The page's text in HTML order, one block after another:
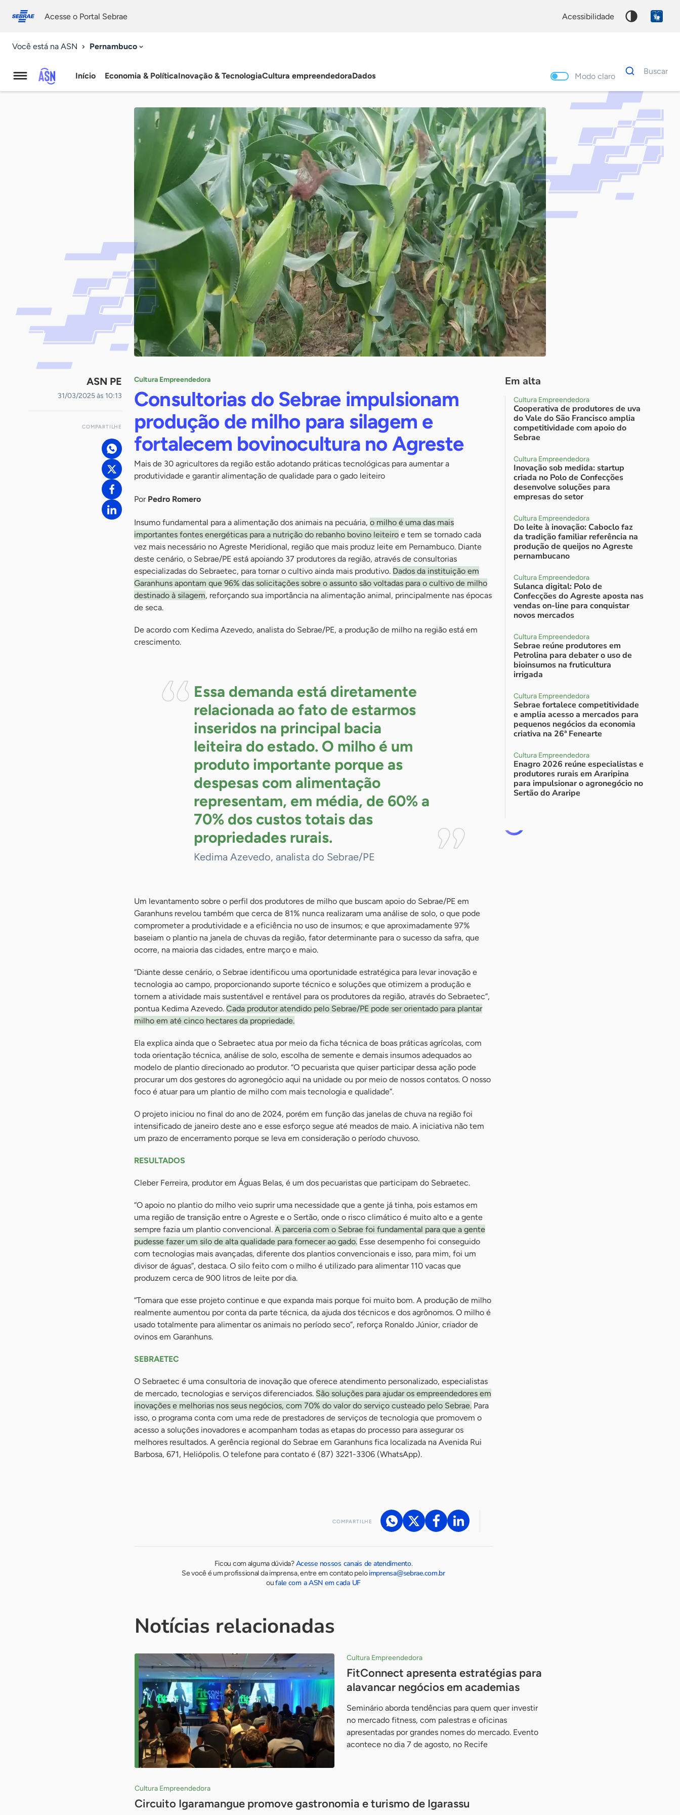
conosco
Acesse o Portal Sebrae acessibilidade
Você está na ASN Pernambuco
Agência
Início Economia & PolíticaInovação & TecnologiaCultura empreendedoraDados Modo claro
Dados
para
Buscar
Palavra
chave
ASN PE
31/03/2025 às 10:13
COMPARTILHE
Cultura Empreendedora
Consultorias do Sebrae impulsionam
produção de milho para silagem e
fortalecem bovinocultura no Agreste
Mais de 30 agricultores da região estão adotando práticas tecnológicas para aumentar a
produtividade e garantir alimentação de qualidade para o gado leiteiro
Por Pedro Romero
Insumo fundamental para a alimentação dos animais na pecuária, o milho é uma das mais
importantes fontes energéticas para a nutrição do rebanho bovino leiteiro e tem se tornado cada
vez mais necessário no Agreste Meridional, região que mais produz leite em Pernambuco. Diante
deste cenário, o Sebrae/PE está apoiando 37 produtores da região, através de consultorias
especializadas do Sebraetec, para tornar o cultivo ainda mais produtivo. Dados da instituição em
Garanhuns apontam que 96% das solicitações sobre o assunto são voltadas para o cultivo de milho
destinado à silagem, reforçando sua importância na alimentação animal, principalmente nas épocas
de seca.
De acordo com Kedima Azevedo, analista do Sebrae/PE, a produção de milho na região está em
crescimento.
Essa demanda está diretamente
relacionada ao fato de estarmos
inseridos na principal bacia
leiteira do estado. O milho é um
produto importante porque as
despesas com alimentação
representam, em média, de 60% a
70% dos custos totais das
propriedades rurais.
Kedima Azevedo, analista do Sebrae/PE
Um levantamento sobre o perfil dos produtores de milho que buscam apoio do Sebrae/PE em
Garanhuns revelou também que cerca de 81% nunca realizaram uma análise de solo, o que pode
comprometer a produtividade e a eficiência no uso de insumos; e que aproximadamente 97%
baseiam o plantio na janela de chuvas da região, fator determinante para o sucesso da safra, que
ocorre, na maioria das cidades, entre março e maio.
“Diante desse cenário, o Sebrae identificou uma oportunidade estratégica para levar inovação e
tecnologia ao campo, proporcionando suporte técnico e soluções que otimizem a produção e
tornem a atividade mais sustentável e rentável para os produtores da região, através do Sebraetec”,
pontua Kedima Azevedo. Cada produtor atendido pelo Sebrae/PE pode ser orientado para plantar
milho em até cinco hectares da propriedade.
Ela explica ainda que o Sebraetec atua por meio da ficha técnica de boas práticas agrícolas, com
toda orientação técnica, análise de solo, escolha de semente e demais insumos adequados ao
modelo de plantio direcionado ao produtor. “O pecuarista que quiser participar dessa ação pode
procurar um dos gestores do agronegócio aqui na unidade ou por meio de nossos contatos. O nosso
foco é atuar para um plantio de milho com mais tecnologia e qualidade”.
O projeto iniciou no final do ano de 2024, porém em função das janelas de chuva na região foi
intensificado de janeiro deste ano e esse esforço segue até meados de maio. A iniciativa não tem
um prazo de encerramento porque se leva em consideração o período chuvoso.
RESULTADOS
Cleber Ferreira, produtor em Águas Belas, é um dos pecuaristas que participam do Sebraetec.
“O apoio no plantio do milho veio suprir uma necessidade que a gente já tinha, pois estamos em
uma região de transição entre o Agreste e o Sertão, onde o risco climático é muito alto e a gente
sempre fazia um plantio convencional. A parceria com o Sebrae foi fundamental para que a gente
pudesse fazer um silo de alta qualidade para fornecer ao gado. Esse desempenho foi conseguido
com tecnologias mais avançadas, diferente dos plantios convencionais e isso, para mim, foi um
divisor de águas”, destaca. O silo feito com o milho é utilizado para alimentar 110 vacas que
produzem cerca de 900 litros de leite por dia.
“Tomara que esse projeto continue e que expanda mais porque foi muito bom. A produção de milho
realmente aumentou por conta da parte técnica, da ajuda dos técnicos e dos agrônomos. O milho é
usado totalmente para alimentar os animais no período seco”, reforça Ronaldo Júnior, criador de
ovinos em Garanhuns.
SEBRAETEC
O Sebraetec é uma consultoria de inovação que oferece atendimento personalizado, especialistas
de mercado, tecnologias e serviços diferenciados. São soluções para ajudar os empreendedores em
inovações e melhorias nos seus negócios, com 70% do valor do serviço custeado pelo Sebrae. Para
isso, o programa conta com uma rede de prestadores de serviços de tecnologia que promovem o
acesso a soluções inovadores e acompanham todas as etapas do processo para assegurar os
melhores resultados. A gerência regional do Sebrae em Garanhuns fica localizada na Avenida Rui
Barbosa, 671, Heliópolis. O telefone para contato é (87) 3221-3306 (WhatsApp).
COMPARTILHE
Ficou com alguma dúvida?Acesse nossos canais de atendimento.
Se você é um profissional da imprensa, entre em contato peloimprensa@sebrae.com.br
oufale com a ASN em cada UF
Em alta
Cultura Empreendedora
Cooperativa de produtores de uva
do Vale do São Francisco amplia
competitividade com apoio do
Sebrae
Cultura Empreendedora
Inovação sob medida: startup
criada no Polo de Confecções
desenvolve soluções para
empresas do setor
Cultura Empreendedora
Do leite à inovação: Caboclo faz
da tradição familiar referência na
produção de queijos no Agreste
pernambucano
Cultura Empreendedora
Sulanca digital: Polo de
Confecções do Agreste aposta nas
vendas on-line para conquistar
novos mercados
Cultura Empreendedora
Sebrae reúne produtores em
Petrolina para debater o uso de
bioinsumos na fruticultura
irrigada
Cultura Empreendedora
Sebrae fortalece competitividade
e amplia acesso a mercados para
pequenos negócios da economia
criativa na 26ª Fenearte
Cultura Empreendedora
Enagro 2026 reúne especialistas e
produtores rurais em Araripina
para impulsionar o agronegócio no
Sertão do Araripe
Notícias relacionadas
Cultura Empreendedora
FitConnect apresenta estratégias para
alavancar negócios em academias
Seminário aborda tendências para quem quer investir
no mercado fitness, com palestras e oficinas
apresentadas por grandes nomes do mercado. Evento
acontece no dia 7 de agosto, no Recife
Cultura Empreendedora
Circuito Igaramangue promove gastronomia e turismo de Igarassu